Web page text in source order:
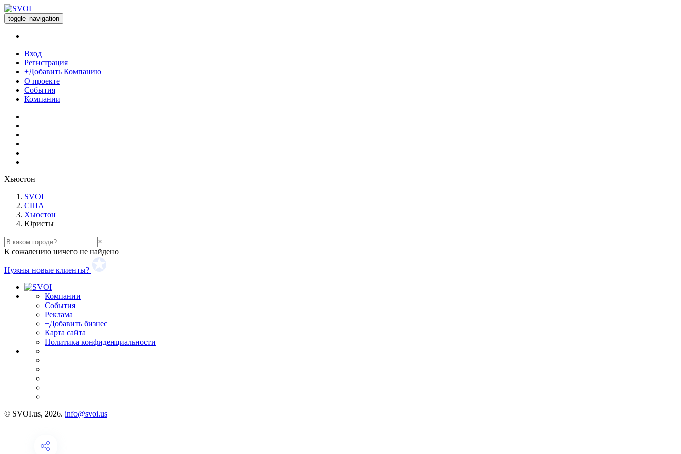
toggle_navigation
Вход
Регистрация
+Добавить Компанию
О проекте
События
Компании
Хьюстон
SVOI
США
Хьюстон
Юристы
×
К сожалению ничего не найдено
Нужны новые клиенты?
Компании
События
Реклама
+Добавить бизнес
Карта сайта
Политика конфиденциальности
© SVOI.us, 2026. info@svoi.us